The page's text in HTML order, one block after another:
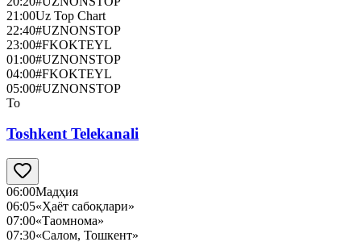
21:00Uz Top Chart
22:40#UZNONSTOP
23:00#FKOKTEYL
01:00#UZNONSTOP
04:00#FKOKTEYL
05:00#UZNONSTOP
To
Toshkent Telekanali
06:00Мадҳия
06:05«Ҳаёт сабоқлари»
07:00«Таомнома»
07:30«Салом, Тошкент»